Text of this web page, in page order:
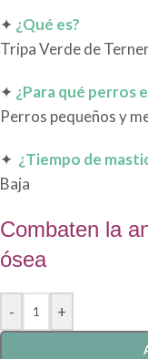
✦ ¿Qué es?
Tripa Verde de
✦ ¿Para qué perros
Perros pequeños y
✦ ¿Tiempo de
Baja
Combaten la
ósea
- +